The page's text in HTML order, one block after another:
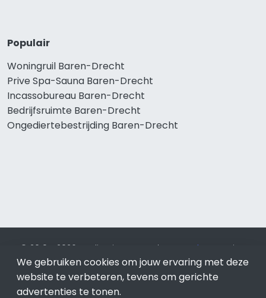
Populair
Woningruil Baren-Drecht
Prive Spa-Sauna Baren-Drecht
Incassobureau Baren-Drecht
Bedrijfsruimte Baren-Drecht
Ongediertebestrijding Baren-Drecht
© 2019 - 2026 Realisatie en SEO door SEO-bureau
Lion
Internet. Betaal alleen voor bewezen resultaten?SEO
optimalisatie No Cure No Pay.Baren-Drechtis onderdeel
van Lion Internet.
We gebruiken cookies om jouw ervaring met deze
website te verbeteren, tevens om gerichte
advertenties te tonen.